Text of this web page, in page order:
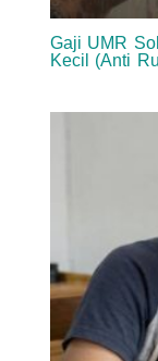
Gaji UMR
Kecil (Anti